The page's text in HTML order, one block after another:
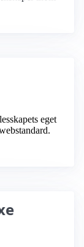
eget